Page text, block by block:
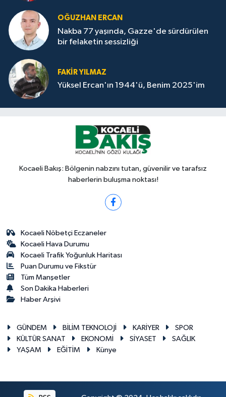
OĞUZHAN ERCAN
Nakba 77 yaşında, Gazze'de sürdürülen
bir felaketin sessizliği
FAKİR YILMAZ
Yüksel Ercan'ın 1944'ü, Benim 2025'im
Kocaeli Bakış: Bölgenin nabzını tutan, güvenilir ve tarafsız
haberlerin buluşma noktası!
Kocaeli Nöbetçi Eczaneler
Kocaeli Hava Durumu
Kocaeli Trafik Yoğunluk Haritası
Puan Durumu ve Fikstür
Tüm Manşetler
Son Dakika Haberleri
Haber Arşivi
GÜNDEM BİLİM TEKNOLOJİ KARİYER
SPOR
KÜLTÜR SANAT
EKONOMİ SİYASET
SAĞLIK
YAŞAM
EĞİTİM Künye